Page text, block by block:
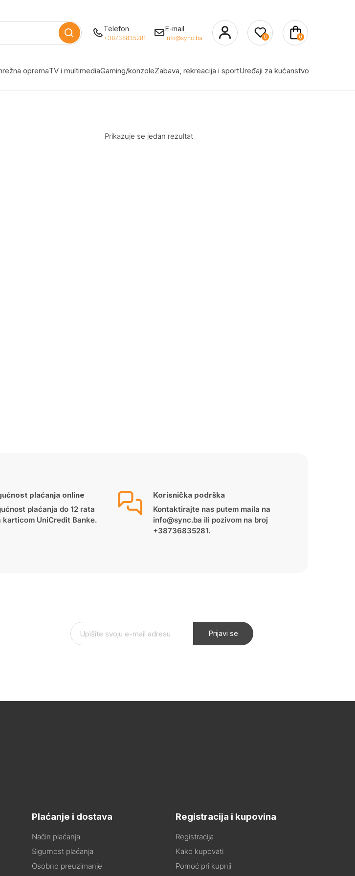
Telefon
+38736835281
E-mail
info@sync.ba 0 0
opremaTV i multimediaGaming/konzoleZabava, rekreacija i sportUređaji za kućanstvo
Prikazuje se jedan rezultat
plaćanja online
plaćanja do 12 rata
karticom UniCredit Banke.
Korisnička podrška
Kontaktirajte nas putem maila na
info@sync.ba ili pozivom na broj
+38736835281.
Prijavi se
Plaćanje i dostava
Način plaćanja
Sigurnost plaćanja
Osobno preuzimanje
Registracija i kupovina
Registracija
Kako kupovati
Pomoć pri kupnji